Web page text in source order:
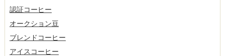
認証コーヒー
オークション豆
ブレンドコーヒー
アイスコーヒー